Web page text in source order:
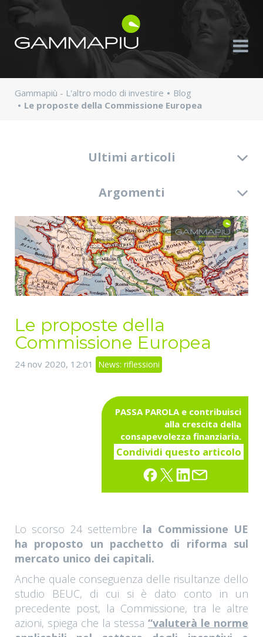
Gammapiù - L'altro modo di investire
Blog
Le proposte della Commissione Europea
Ultimi articoli
Argomenti
Le proposte della
Commissione Europea
24 nov 2020, 12:01 News: riflessioni
PASSA PAROLA e contribuisci
alla crescita della
consapevolezza finanziaria.
Condividi questo articolo
Lo scorso 24 settembre la Commissione UE
ha proposto un pacchetto di riforma sul
mercato unico dei capitali.
Anche quale conseguenza delle risultanze dello
studio BEUC, di cui si è dato conto in un
precedente post, la Commissione, tra le altre
azioni, spiega che la stessa “valuterà le norme